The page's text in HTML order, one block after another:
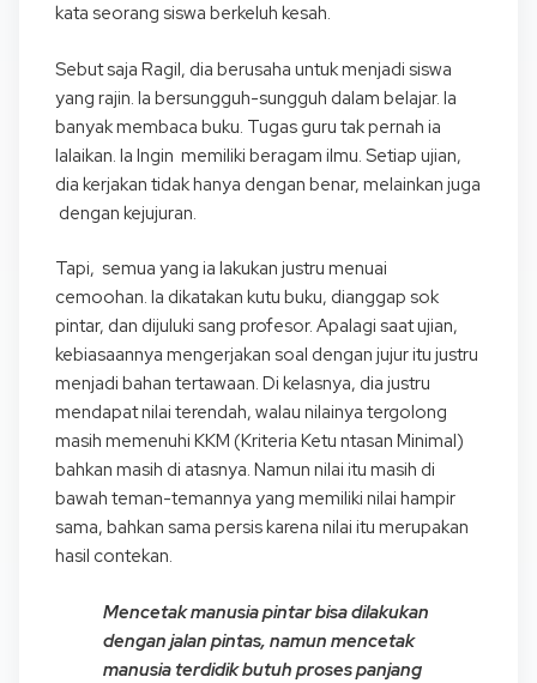
kata seorang siswa berkeluh kesah.
Sebut saja Ragil, dia berusaha untuk menjadi siswa
yang rajin. Ia bersungguh-sungguh dalam belajar. Ia
banyak membaca buku. Tugas guru tak pernah ia
lalaikan. Ia Ingin memiliki beragam ilmu. Setiap ujian,
dia kerjakan tidak hanya dengan benar, melainkan juga
dengan kejujuran.
Tapi, semua yang ia lakukan justru menuai
cemoohan. Ia dikatakan kutu buku, dianggap sok
pintar, dan dijuluki sang profesor. Apalagi saat ujian,
kebiasaannya mengerjakan soal dengan jujur itu justru
menjadi bahan tertawaan. Di kelasnya, dia justru
mendapat nilai terendah, walau nilainya tergolong
masih memenuhi KKM (Kriteria Ketu ntasan Minimal)
bahkan masih di atasnya. Namun nilai itu masih di
bawah teman-temannya yang memiliki nilai hampir
sama, bahkan sama persis karena nilai itu merupakan
hasil contekan.
Mencetak manusia pintar bisa dilakukan
dengan jalan pintas, namun mencetak
manusia terdidik butuh proses panjang